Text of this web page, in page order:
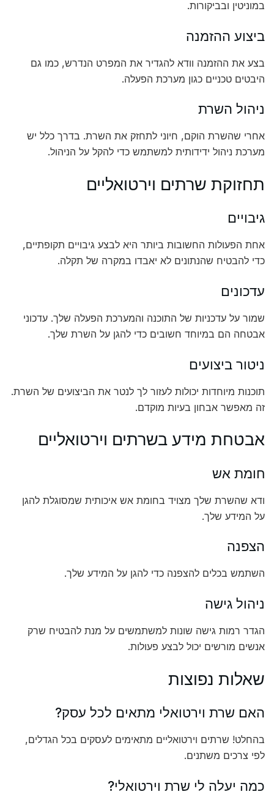
במוניטין ובביקורות.
ביצוע ההזמנה
בצע את ההזמנה וודא להגדיר את המפרט הנדרש, כמו גם
היבטים טכניים כגון מערכת הפעלה.
ניהול השרת
אחרי שהשרת הוקם, חיוני לתחזק את השרת. בדרך כלל יש
מערכת ניהול ידידותית למשתמש כדי להקל על הניהול.
תחזוקת שרתים וירטואליים
גיבויים
אחת הפעולות החשובות ביותר היא לבצע גיבויים תקופתיים,
כדי להבטיח שהנתונים לא יאבדו במקרה של תקלה.
עדכונים
שמור על עדכניות של התוכנה והמערכת הפעלה שלך. עדכוני
אבטחה הם במיוחד חשובים כדי להגן על השרת שלך.
ניטור ביצועים
תוכנות מיוחדות יכולות לעזור לך לנטר את הביצועים של השרת.
זה מאפשר אבחון בעיות מוקדם.
אבטחת מידע בשרתים וירטואליים
חומת אש
ודא שהשרת שלך מצויד בחומת אש איכותית שמסוגלת להגן
על המידע שלך.
הצפנה
השתמש בכלים להצפנה כדי להגן על המידע שלך.
ניהול גישה
הגדר רמות גישה שונות למשתמשים על מנת להבטיח שרק
אנשים מורשים יכול לבצע פעולות.
שאלות נפוצות
האם שרת וירטואלי מתאים לכל עסק?
בהחלט! שרתים וירטואליים מתאימים לעסקים בכל הגדלים,
לפי צרכים משתנים.
כמה יעלה לי שרת וירטואלי?